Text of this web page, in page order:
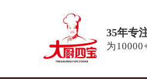
35年专
为